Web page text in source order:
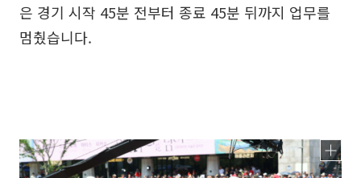
은 경기 시작 45분 전부터 종료 45분 뒤까지 업무를
멈췄습니다.